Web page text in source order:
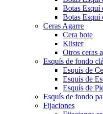
Botas Esquí
Botas Esquí
Ceras Agarre
Cera bote
Klister
Otros ceras
Esquís de fondo
Esquís de
Esquís de
Esquís de
Esquís de fondo
Fijaciones